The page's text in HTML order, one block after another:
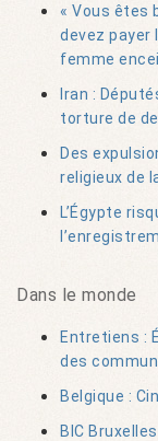
« Vous êtes
devez payer
femme
Iran :
torture de
Des
religieux de
L’Égypte
Dans le monde
Entretiens :
des
Belgique :
BIC